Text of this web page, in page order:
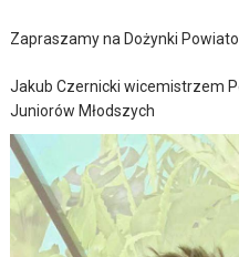
Zapraszamy na Dożynki
Jakub Czernicki wicemistrzem
Juniorów Młodszych